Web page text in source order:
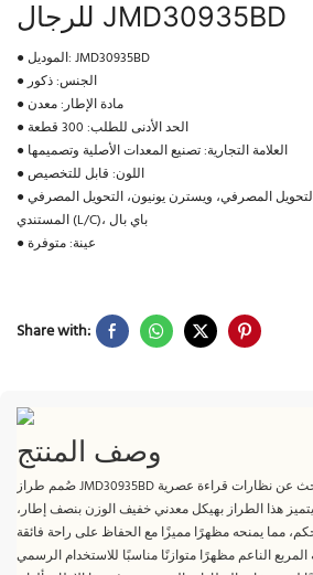
للرجال JMD30935BD
● الموديل: JMD30935BD
● الجنس: ذكور
● مادة الإطار: معدن
● الحد الأدنى للطلب: 300 قطعة
● العلامة التجارية: تصنيع المعدات الأصلية وتصميمها
● اللون: قابل للتخصيص
● طرق الدفع: التحويل المصرفي، ويسترن يونيون، التحويل المصرفي (T/T)، الاعتماد
المستندي (L/C)، باي بال
● عينة: متوفرة
Share with:
وصف المنتج
صُمم طراز JMD30935BD للعلامات التجارية التي تبحث عن نظارات قراءة عصرية
هذا الطراز بهيكل معدني خفيف الوزن بنصف إطار،
مما يمنحه مظهرًا مميزًا مع الحفاظ على راحة فائقة
الناعم مظهرًا متوازنًا مناسبًا للاستخدام الرسمي